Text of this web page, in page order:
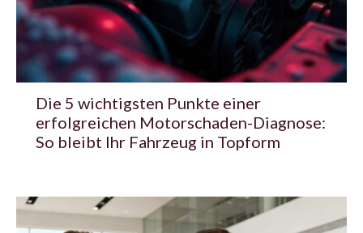
Die 5 wichtigsten Punkte einer
erfolgreichen Motorschaden-Diagnose:
So bleibt Ihr Fahrzeug in Topform